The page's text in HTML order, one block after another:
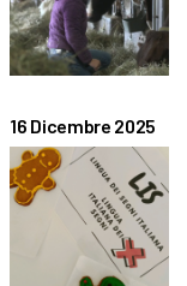
16 Dicembre 2025